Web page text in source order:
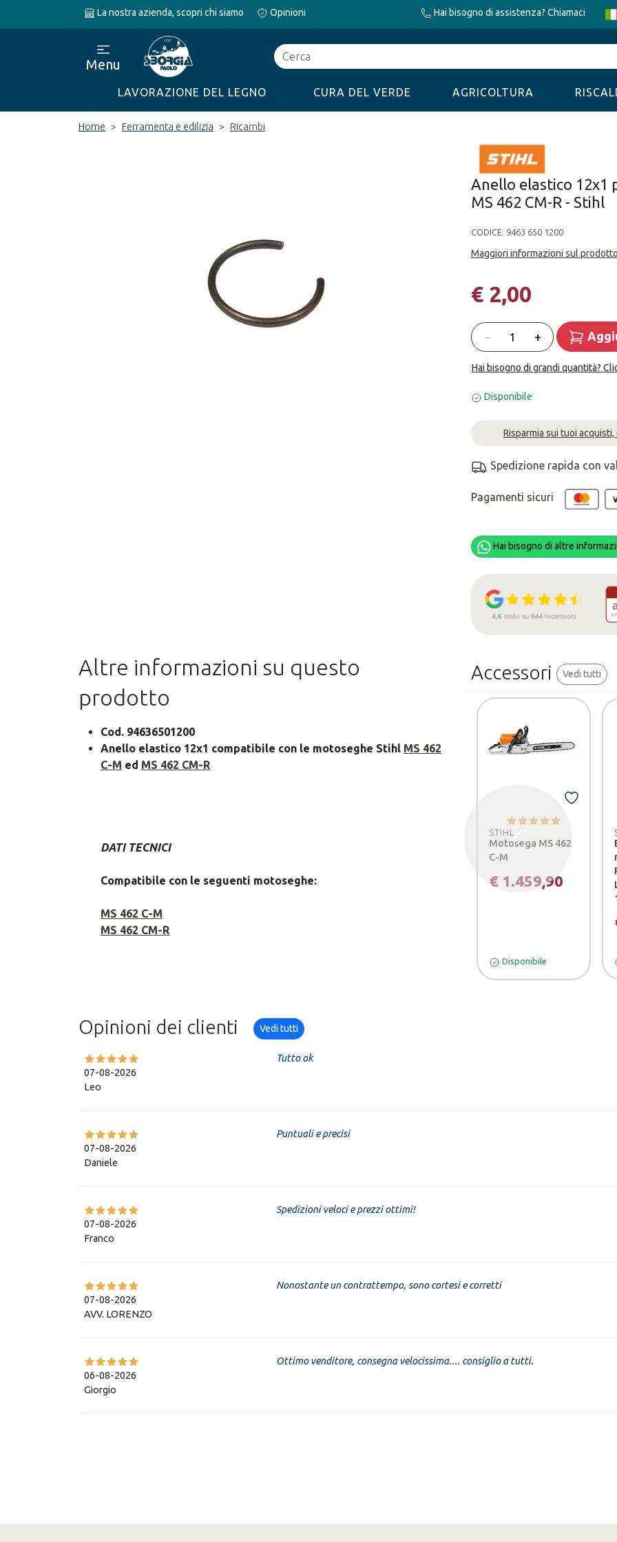
La nostra azienda, scopri chi siamo Opinioni Hai bisogno di assistenza? Chiamaci
Cerca
Menu
LAVORAZIONE DEL LEGNO CURA DEL VERDE AGRICOLTURA
Home Ferramenta e edilizia Ricambi
Anello elastico 12x1
MS 462 CM-R - Stihl
CODICE: 9463 650 1200
Maggiori informazioni sul prodotto
€ 2,00
Quantità
− +
Hai bisogno di grandi quantità?
Disponibile
Risparmia sui tuoi
Spedizione rapida con
Pagamenti sicuri
Hai bisogno di altre
Altre informazioni su questo
prodotto
Cod. 94636501200
Anello elastico 12x1 compatibile con le motoseghe Stihl MS 462
C-M ed MS 462 CM-R
DATI TECNICI
Compatibile con le seguenti motoseghe:
MS 462 C-M
MS 462 CM-R
Accessori Vedi tutti
STIHL
Motosega MS 462
C-M
€ 1.459,90
Disponibile
Precedente
Opinioni dei clienti Vedi tutti
07-08-2026
Leo
Tutto ok
07-08-2026
Daniele
Puntuali e precisi
07-08-2026
Franco
Spedizioni veloci e prezzi ottimi!
07-08-2026
AVV. LORENZO
Nonostante un contrattempo, sono cortesi e corretti
06-08-2026
Giorgio
Ottimo venditore, consegna velocissima.... consiglio a tutti.